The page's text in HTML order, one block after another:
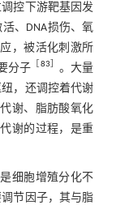
控下游靶基因发
、DNA损伤、氧
，被活化刺激所
分子 ［83］ 。大量
，还调控着代谢
谢、脂肪酸氧化
谢的过程，是重
细胞增殖分化不
节因子，其与脂